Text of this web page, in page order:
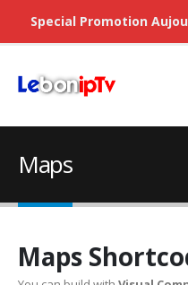
Maps
Maps
Special Promotion